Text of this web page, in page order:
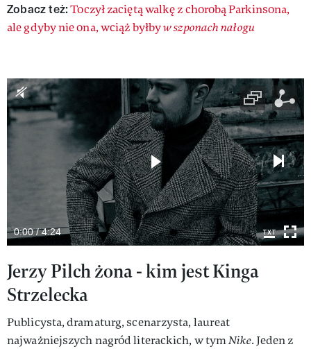
Zobacz też: Toczył zaciętą walkę z chorobą Parkinsona,
ale gdyby nie ona, wciąż byłbyw szponach nałogu
0:00 / 4:24
Jerzy Pilch żona - kim jest Kinga
Strzelecka
Publicysta, dramaturg, scenarzysta, laureat
najważniejszych nagród literackich, w tymNike. Jeden z